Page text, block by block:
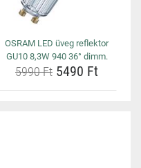
OSRAM LED üveg reflektor
GU10 8,3W 940 36° dimm.
5990 Ft 5490 Ft